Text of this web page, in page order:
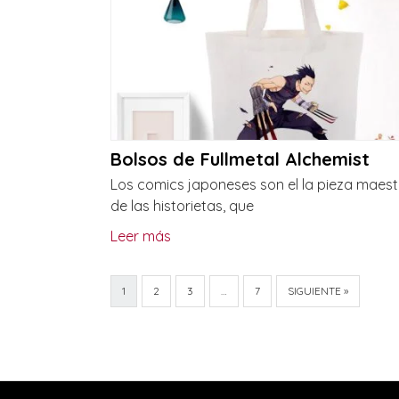
Bolsos de Fullmetal Alchemist
Los comics japoneses son el la pieza
de las historietas, que
Leer más
1 2 3 … 7 SIGUIENTE »